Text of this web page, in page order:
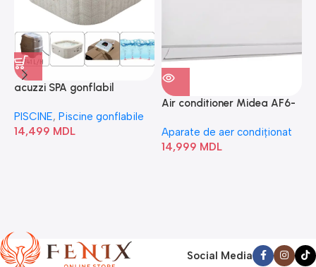
acuzzi SPA gonflabil
Bubble” 28446
PISCINE, Piscine gonflabile
14,499 MDL
Air conditioner Midea AF6-
Aparate de aer condiționat
14,999 MDL
Social Media